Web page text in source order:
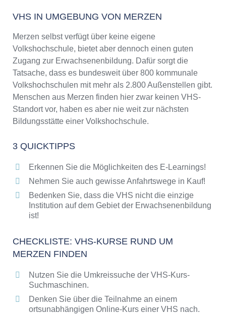
3 Quicktipps
Checkliste: VHS-Kurse rund um Merzen finden
Keine VHS in Merzen
Online-Kurse: Pro und Contra
Online-Kurse als alternative Angebote zu
VHS-Kursen
Die VHS als Inbegriff der Erwachsenenbildung
Das bundesweite Netzwerk der
Volkshochschulen
Checkliste: So erkennen Sie gute
VHS IN UMGEBUNG VON MERZEN
Merzen selbst verfügt über keine eigene
Volkshochschule, bietet aber dennoch einen guten
Zugang zur Erwachsenenbildung. Dafür sorgt die
Tatsache, dass es bundesweit über 800 kommunale
Volkshochschulen mit mehr als 2.800 Außenstellen gibt.
Menschen aus Merzen finden hier zwar keinen VHS-
Standort vor, haben es aber nie weit zur nächsten
Bildungsstätte einer Volkshochschule.
3 QUICKTIPPS
Erkennen Sie die Möglichkeiten des E-Learnings!
Nehmen Sie auch gewisse Anfahrtswege in Kauf!
Bedenken Sie, dass die VHS nicht die einzige
Institution auf dem Gebiet der Erwachsenenbildung
ist!
CHECKLISTE: VHS-KURSE RUND UM
MERZEN FINDEN
Nutzen Sie die Umkreissuche der VHS-Kurs-
Suchmaschinen.
Denken Sie über die Teilnahme an einem
ortsunabhängigen Online-Kurs einer VHS nach.